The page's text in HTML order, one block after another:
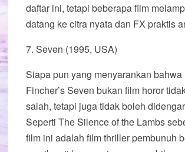
daftar ini, tetapi beberapa film
datang ke citra nyata dan FX praktis
7. Seven (1995, USA)
Siapa pun yang menyarankan bahwa
Fincher’s Seven bukan film horor
salah, tetapi juga tidak boleh
Seperti The Silence of the Lambs
film ini adalah film thriller pembunuh